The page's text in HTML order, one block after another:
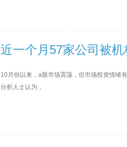
近一个月57家公司被
10月份以来，a股市场震荡，但市场投资情绪
分析人士认为，